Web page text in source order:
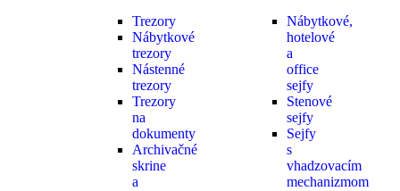
Trezory
Nábytkové
trezory
Nástenné
trezory
Trezory
na
dokumenty
Archivačné
skrine
a
Nábytkové,
hotelové
a
office
sejfy
Stenové
sejfy
Sejfy
s
vhadzovacím
mechanizmom